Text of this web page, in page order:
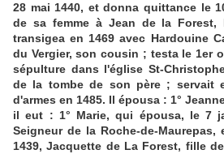
28 mai 1440, et donna quittance le
de sa femme à Jean de la Forest,
transigea en 1469 avec Hardouine
du Vergier, son cousin ; testa le 1er
sépulture dans l'église St-
de la tombe de son père ; servait
d'armes en 1485. Il épousa : 1°
il eut : 1° Marie, qui épousa, le 7
Seigneur de la Roche-de-Maurepas,
1439, Jacquette de La Forest, fille